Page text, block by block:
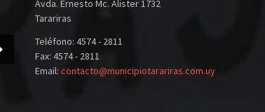
Avda. Ernesto Mc. Alister 1732
Tarariras
Teléfono: 4574 - 2811
Fax: 4574 - 2811
Email: contacto@municipiotarariras.com.uy